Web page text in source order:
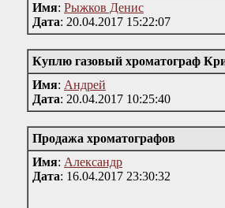
Имя: Рыжков Денис
Дата: 20.04.2017 15:22:07
Куплю газовый хроматограф
Имя: Андрей
Дата: 20.04.2017 10:25:40
Продажа хроматографов
Имя: Александр
Дата: 16.04.2017 23:30:32